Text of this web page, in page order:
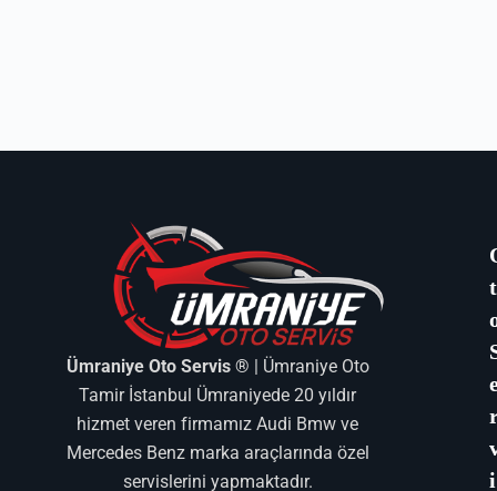
Ümraniye Oto Servis ® | Ümraniye Oto
Tamir İstanbul Ümraniyede 20 yıldır
hizmet veren firmamız Audi Bmw ve
Mercedes Benz marka araçlarında özel
servislerini yapmaktadır.
t
i